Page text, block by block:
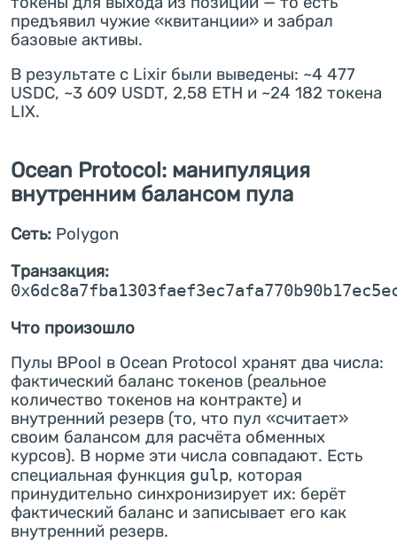
предъявил чужие «квитанции» и забрал
базовые активы.
В результате с Lixir были выведены: ~4 477
USDC, ~3 609 USDT, 2,58 ETH и ~24 182 токена
LIX.
Ocean Protocol: манипуляция
внутренним балансом пула
Сеть: Polygon
Транзакция:
Что произошло
Пулы BPool в Ocean Protocol хранят два числа:
фактический баланс токенов (реальное
количество токенов на контракте) и
внутренний резерв (то, что пул «считает»
своим балансом для расчёта обменных
курсов). В норме эти числа совпадают. Есть
специальная функция gulp, которая
принудительно синхронизирует их: берёт
фактический баланс и записывает его как
внутренний резерв.